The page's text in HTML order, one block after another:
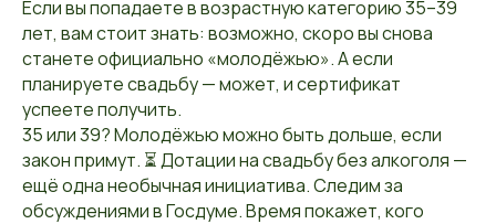
Если вы попадаете в возрастную категорию 35–39
лет, вам стоит знать: возможно, скоро вы снова
станете официально «молодёжью». А если
планируете свадьбу — может, и сертификат
успеете получить.
35 или 39? Молодёжью можно быть дольше, если
закон примут. ⏳ Дотации на свадьбу без алкоголя —
ещё одна необычная инициатива. Следим за
обсуждениями в Госдуме. Время покажет, кого